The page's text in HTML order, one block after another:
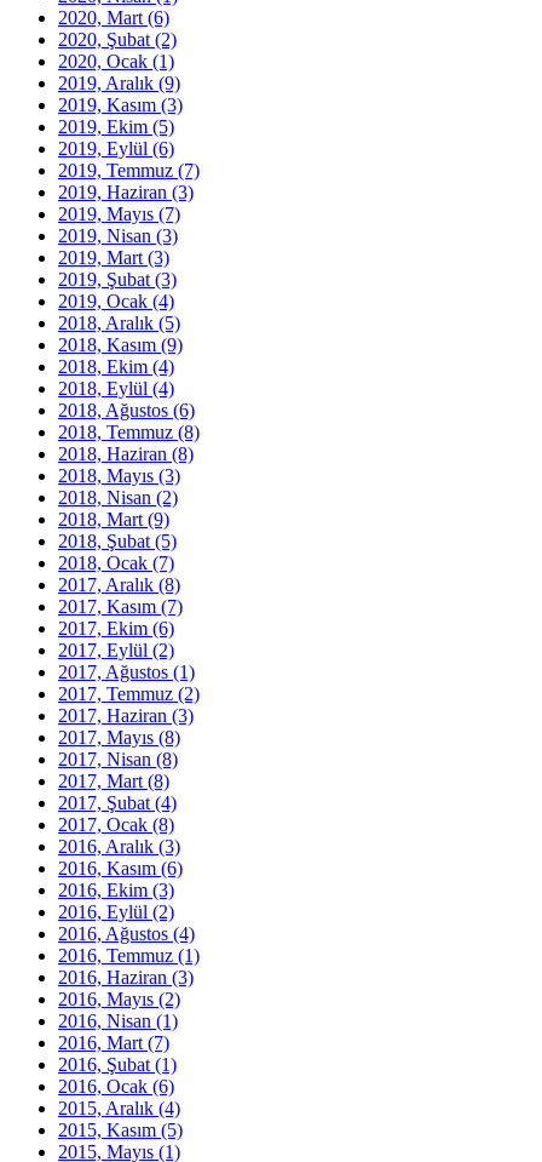
2020, Mart (6)
2020, Şubat (2)
2020, Ocak (1)
2019, Aralık (9)
2019, Kasım (3)
2019, Ekim (5)
2019, Eylül (6)
2019, Temmuz (7)
2019, Haziran (3)
2019, Mayıs (7)
2019, Nisan (3)
2019, Mart (3)
2019, Şubat (3)
2019, Ocak (4)
2018, Aralık (5)
2018, Kasım (9)
2018, Ekim (4)
2018, Eylül (4)
2018, Ağustos (6)
2018, Temmuz (8)
2018, Haziran (8)
2018, Mayıs (3)
2018, Nisan (2)
2018, Mart (9)
2018, Şubat (5)
2018, Ocak (7)
2017, Aralık (8)
2017, Kasım (7)
2017, Ekim (6)
2017, Eylül (2)
2017, Ağustos (1)
2017, Temmuz (2)
2017, Haziran (3)
2017, Mayıs (8)
2017, Nisan (8)
2017, Mart (8)
2017, Şubat (4)
2017, Ocak (8)
2016, Aralık (3)
2016, Kasım (6)
2016, Ekim (3)
2016, Eylül (2)
2016, Ağustos (4)
2016, Temmuz (1)
2016, Haziran (3)
2016, Mayıs (2)
2016, Nisan (1)
2016, Mart (7)
2016, Şubat (1)
2016, Ocak (6)
2015, Aralık (4)
2015, Kasım (5)
2015, Mayıs (1)